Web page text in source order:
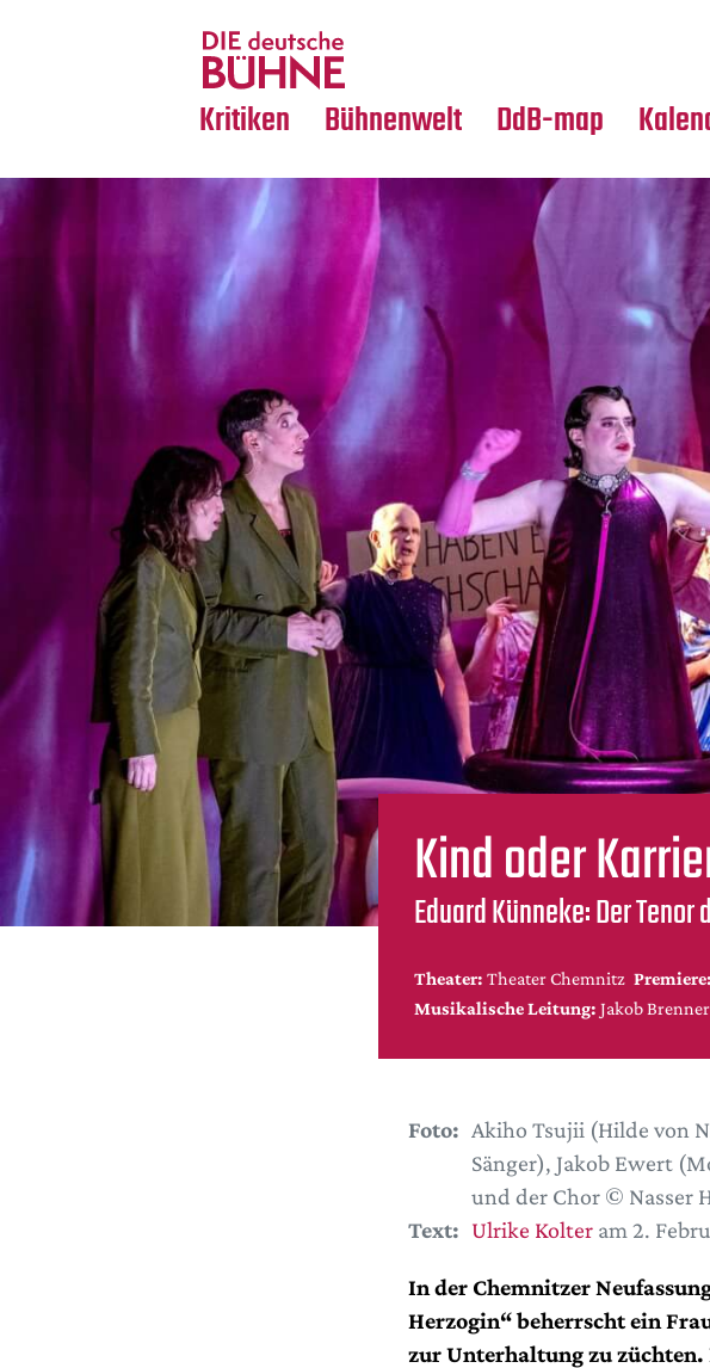
Kritiken
Crossover
Bühnenwelt
Medientipps
DdB-map
Kind oder
Eduard Künneke: Der Tenor
Theater: Theater Chemnitz Premiere:
Musikalische Leitung: Jakob Brenner
Foto: Akiho Tsujii (Hilde von
Sänger), Jakob Ewert
und der Chor © Nasser
Text: Ulrike Kolteram 2.
In der Chemnitzer
Herzogin“ beherrscht ein
zur Unterhaltung zu züchten.